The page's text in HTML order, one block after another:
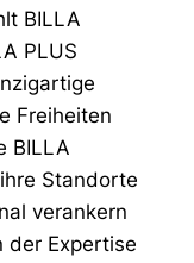
BILLA
PLUS
Freiheiten
BILLA
Standorte
verankern
der Expertise